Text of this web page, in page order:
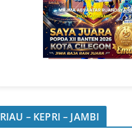
RIAU – KEPRI – JAMBI